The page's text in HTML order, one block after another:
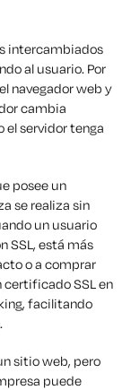
intercambiados
al usuario. Por
navegador web y
cambia
servidor tenga
posee un
se realiza sin
un usuario
SSL, está más
o a comprar
SSL en
facilitando
sitio web, pero
puede